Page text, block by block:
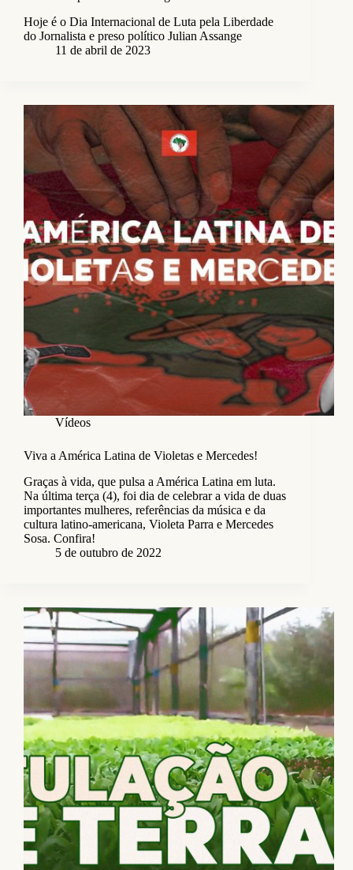
Hoje é o Dia Internacional de Luta pela Liberdade
do Jornalista e preso político Julian Assange
11 de abril de 2023
Vídeos
Viva a América Latina de Violetas e Mercedes!
Graças à vida, que pulsa a América Latina em luta.
Na última terça (4), foi dia de celebrar a vida de duas
importantes mulheres, referências da música e da
cultura latino-americana, Violeta Parra e Mercedes
Sosa. Confira!
5 de outubro de 2022